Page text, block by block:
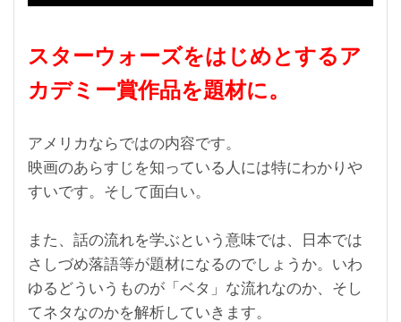
スターウォーズをはじめとするア
カデミー賞作品を題材に。
アメリカならではの内容です。
映画のあらすじを知っている人には特にわかりや
すいです。そして面白い。
また、話の流れを学ぶという意味では、日本では
さしづめ落語等が題材になるのでしょうか。いわ
ゆるどういうものが「ベタ」な流れなのか、そし
てネタなのかを解析していきます。